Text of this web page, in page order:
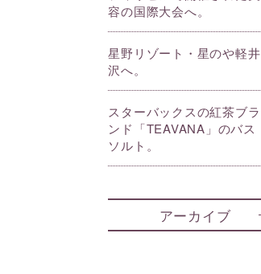
容の国際大会へ。
星野リゾート・星のや軽井
沢へ。
スターバックスの紅茶ブラ
ンド「TEAVANA」のバス
ソルト。
アーカイブ